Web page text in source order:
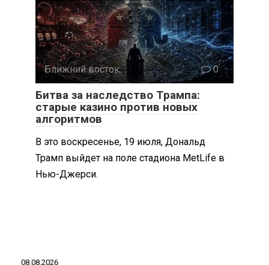
Ближний восток 0
Битва за наследство Трампа:
старые казино против новых
алгоритмов
В это воскресенье, 19 июля, Дональд
Трамп выйдет на поле стадиона MetLife в
Нью-Джерси.
08.08.2026